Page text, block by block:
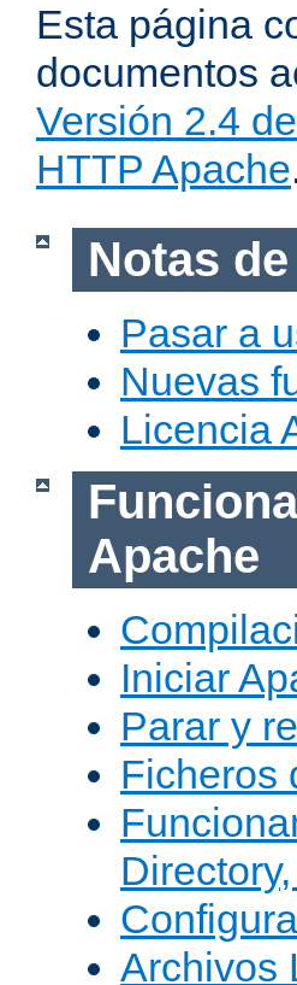
Esta página
documentos
Versión 2.4
HTTP Apache
Notas
Pasar a
Nuevas
Licencia
Apache
Iniciar
Parar y
Ficheros
Archivos